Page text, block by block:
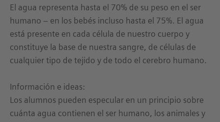
El agua representa hasta el 70% de su peso en el ser
humano – en los bebés incluso hasta el 75%. El agua
está presente en cada célula de nuestro cuerpo y
constituye la base de nuestra sangre, de células de
cualquier tipo de tejido y de todo el cerebro humano.
Información e ideas:
Los alumnos pueden especular en un principio sobre
cuánta agua contienen el ser humano, los animales y